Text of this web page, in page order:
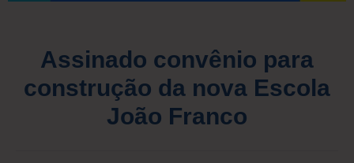
Assinado convênio para
construção da nova Escola
João Franco